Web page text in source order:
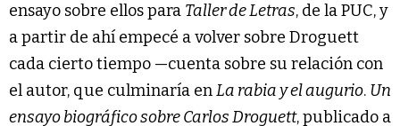
ensayo sobre ellos para Taller de Letras, de la PUC, y
a partir de ahí empecé a volver sobre Droguett
cada cierto tiempo —cuenta sobre su relación con
el autor, que culminaría enLa rabia y el augurio. Un
ensayo biográfico sobre Carlos Droguett, publicado a